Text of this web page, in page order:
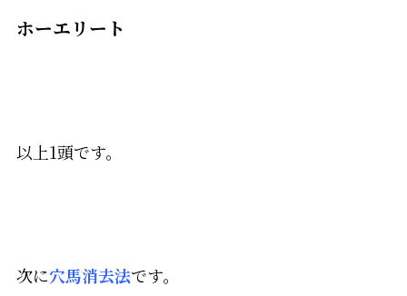
ホーエリート
以上1頭です。
次に穴馬消去法です。